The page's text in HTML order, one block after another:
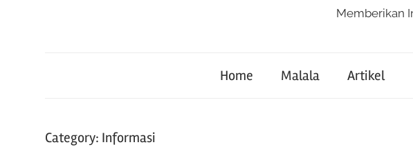
Memberikan
Home Malala Artikel
Category: Informasi